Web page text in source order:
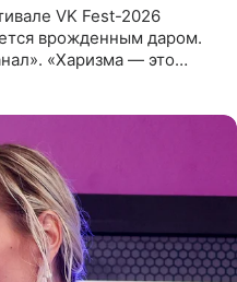
VK Fest-2026
врожденным даром.
«Харизма — это